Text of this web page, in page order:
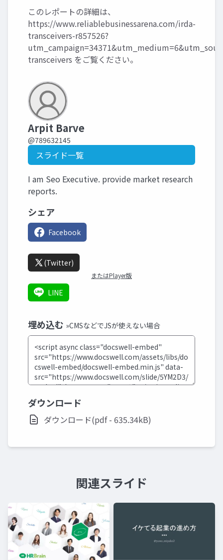
このレポートの詳細は、
https://www.reliablebusinessarena.com/irda-
transceivers-r857526?
transceivers をご覧ください。
Arpit Barve
@789632145
スライド一覧
I am Seo Executive. provide market research
reports.
シェア
Facebook
(Twitter)
またはPlayer版
LINE
埋め込む »CMSなどでJSが使えない場合
ダウンロード
ダウンロード(pdf - 635.34kB)
関連スライド